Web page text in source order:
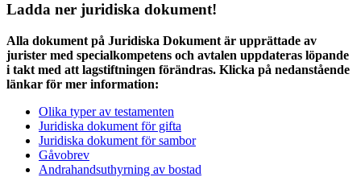
Ladda ner juridiska dokument!
Alla dokument på Juridiska Dokument är upprättade av
jurister med specialkompetens och avtalen uppdateras löpande
i takt med att lagstiftningen förändras. Klicka på nedanstående
länkar för mer information:
Olika typer av testamenten
Juridiska dokument för gifta
Juridiska dokument för sambor
Gåvobrev
Andrahandsuthyrning av bostad